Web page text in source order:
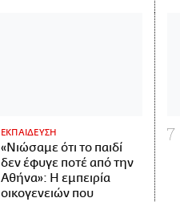
ΕΚΠΑΙΔΕΥΣΗ
«Νιώσαμε ότι το παιδί
δεν έφυγε ποτέ από την
Αθήνα»: Η εμπειρία
οικογενειών που